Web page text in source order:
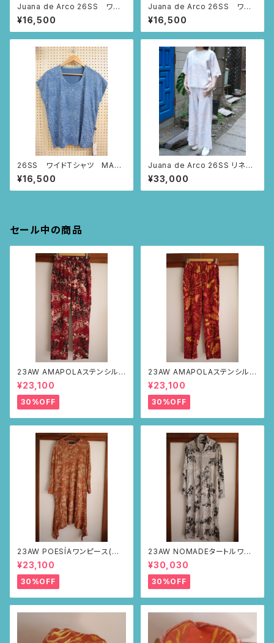
Juana de Arco 26SS ワイ
ドTシャツ MAR BUDDHA
(ピンク/Sサイズ)
¥16,500
Juana de Arco 26SS ワイ
ドTシャツ MAR BUDDHA
(アイボリー/Mサイズ)
¥16,500
26SS ワイドTシャツ MAR
BUDDHA (スモーキーブルー/
Sサイズ)
¥16,500
Juana de Arco 26SS リネン
ワイドパンツ – MAR BUDDHA
Sサイズ
¥33,000
セール中の商品
23AW AMAPOLAステンシルパ
ンツ(ボルドー・サボテンの山道
柄)
¥23,100
30%OFF
23AW AMAPOLAステンシルパ
ンツ(ボルドー・リーフ柄)
¥23,100
30%OFF
23AW POESÍAワンピース(ブラ
ウン・サボテンの山道柄)
¥23,100
30%OFF
23AW NOMADEタートルワン
ピース(メランジグレー・サボテ
ンの山道柄)
¥30,030
30%OFF